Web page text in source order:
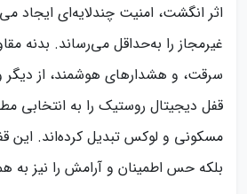
اثر انگشت، امنیت چندلایه‌ای ایجاد
غیرمجاز را به‌حداقل می‌رساند. بدنه
سرقت، و هشدارهای هوشمند، از
قفل دیجیتال روستیک را به انتخابی
مسکونی و لوکس تبدیل کرده‌اند. این
بلکه حس اطمینان و آرامش را نیز به